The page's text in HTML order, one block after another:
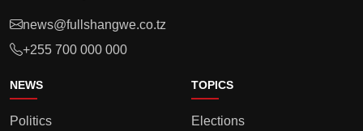
news@fullshangwe.co.tz
+255 700 000 000
NEWS
Politics
TOPICS
Elections